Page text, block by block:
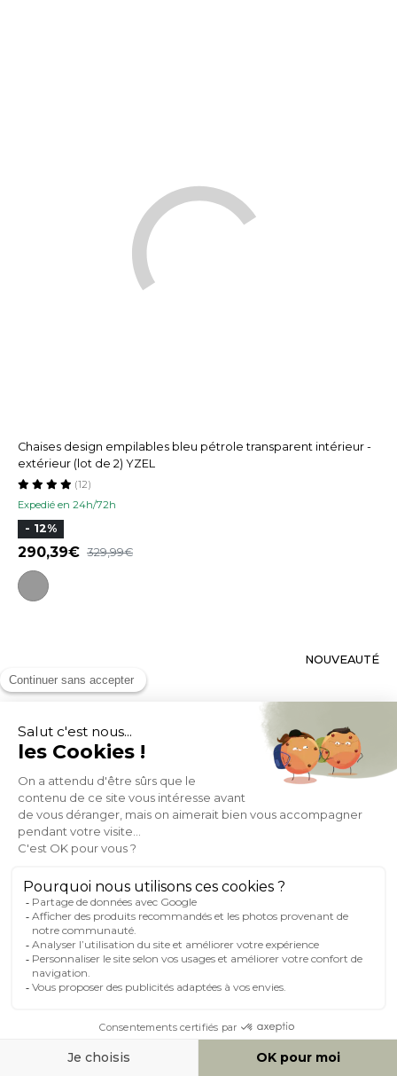
Chaises design empilables bleu pétrole transparent intérieur -
extérieur (lot de 2) YZEL
Expedié en 24h/72h
(12)
- 12%
290,39 329,99
NOUVEAUTÉ
Banc de jardin en bois massif 2 places avec coussin blanc et